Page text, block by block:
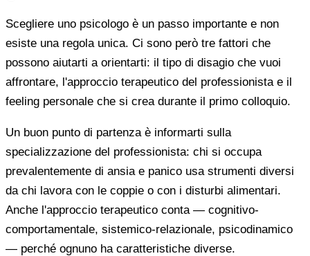
Scegliere uno psicologo è un passo importante e non
esiste una regola unica. Ci sono però tre fattori che
possono aiutarti a orientarti: il tipo di disagio che vuoi
affrontare, l'approccio terapeutico del professionista e il
feeling personale che si crea durante il primo colloquio.
Un buon punto di partenza è informarti sulla
specializzazione del professionista: chi si occupa
prevalentemente di ansia e panico usa strumenti diversi
da chi lavora con le coppie o con i disturbi alimentari.
Anche l'approccio terapeutico conta — cognitivo-
comportamentale, sistemico-relazionale, psicodinamico
— perché ognuno ha caratteristiche diverse.